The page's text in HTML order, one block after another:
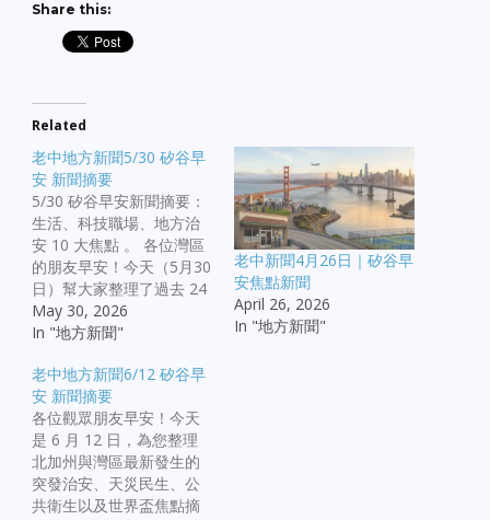
Share this:
Related
老中地方新聞5/30 矽谷早
安 新聞摘要
5/30 矽谷早安新聞摘要：
生活、科技職場、地方治
安 10 大焦點 。 各位灣區
的朋友早安！今天（5月30
日）幫大家整理了過去 24
小時內，舊金山、南灣、
東灣及北灣最受關注的 10
庭與治安最新進展】 舊金
山日落區槍殺案被告拒不
認罪： 前天震驚華人社區
的舊金山 Outer Sunset 牙
醫房東開槍打死租客案，
68 歲的被告房東昨日在法
庭上對謀殺指控「堅決不
May 30, 2026
In "地方新聞"
老中新聞4月26日｜矽谷早
安焦點新聞
April 26, 2026
In "地方新聞"
老中地方新聞6/12 矽谷早
安 新聞摘要
各位觀眾朋友早安！今天
是 6 月 12 日，為您整理
北加州與灣區最新發生的
突發治安、天災民生、公
共衛生以及世界盃焦點摘